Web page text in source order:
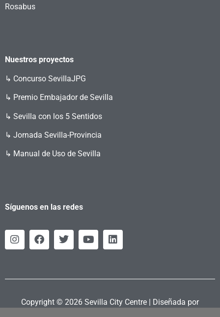
Rosabus
Nuestros proyectos
↳ Concurso SevillaJPG
↳ Premio Embajador de Sevilla
↳ Sevilla con los 5 Sentidos
↳ Jornada Sevilla-Provincia
↳ Manual de Uso de Sevilla
Síguenos en las redes
Copyright © 2026 Sevilla City Centre | Diseñada por